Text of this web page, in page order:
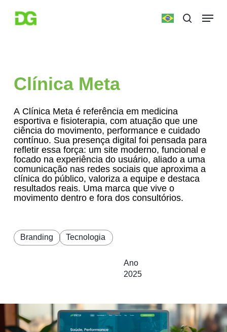
main
search
Menu
Clínica Meta
A Clínica Meta é referência em medicina
esportiva e fisioterapia, com atuação que une
ciência do movimento, performance e cuidado
contínuo. Sua presença digital foi pensada para
refletir essa força: um site moderno, funcional e
focado na experiência do usuário, aliado a uma
comunicação nas redes sociais que aproxima a
clínica do público, valoriza a equipe e destaca
resultados reais. Uma marca que vive o
movimento dentro e fora dos consultórios.
Branding Tecnologia
Ano
2025